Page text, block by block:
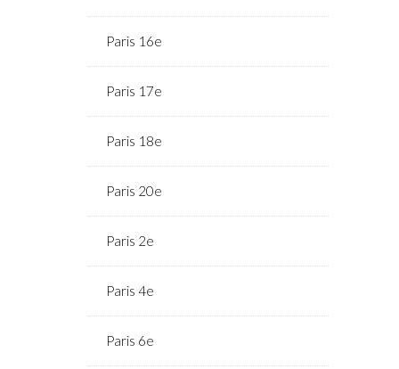
Paris 16e
Paris 17e
Paris 18e
Paris 20e
Paris 2e
Paris 4e
Paris 6e